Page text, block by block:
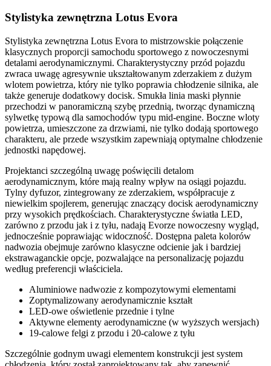
Stylistyka zewnętrzna Lotus Evora
Stylistyka zewnętrzna Lotus Evora to mistrzowskie połączenie
klasycznych proporcji samochodu sportowego z nowoczesnymi
detalami aerodynamicznymi. Charakterystyczny przód pojazdu
zwraca uwagę agresywnie ukształtowanym zderzakiem z dużym
wlotem powietrza, który nie tylko poprawia chłodzenie silnika, ale
także generuje dodatkowy docisk. Smukła linia maski płynnie
przechodzi w panoramiczną szybę przednią, tworząc dynamiczną
sylwetkę typową dla samochodów typu mid-engine. Boczne wloty
powietrza, umieszczone za drzwiami, nie tylko dodają sportowego
charakteru, ale przede wszystkim zapewniają optymalne chłodzenie
jednostki napędowej.
Projektanci szczególną uwagę poświęcili detalom
aerodynamicznym, które mają realny wpływ na osiągi pojazdu.
Tylny dyfuzor, zintegrowany ze zderzakiem, współpracuje z
niewielkim spojlerem, generując znaczący docisk aerodynamiczny
przy wysokich prędkościach. Charakterystyczne światła LED,
zarówno z przodu jak i z tyłu, nadają Evorze nowoczesny wygląd,
jednocześnie poprawiając widoczność. Dostępna paleta kolorów
nadwozia obejmuje zarówno klasyczne odcienie jak i bardziej
ekstrawaganckie opcje, pozwalające na personalizację pojazdu
według preferencji właściciela.
Aluminiowe nadwozie z kompozytowymi elementami
Zoptymalizowany aerodynamicznie kształt
LED-owe oświetlenie przednie i tylne
Aktywne elementy aerodynamiczne (w wyższych wersjach)
19-calowe felgi z przodu i 20-calowe z tyłu
Szczególnie godnym uwagi elementem konstrukcji jest system